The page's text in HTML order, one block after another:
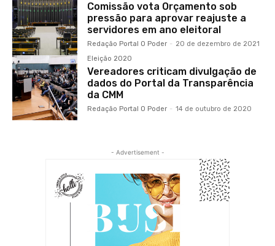
Comissão vota Orçamento sob
pressão para aprovar reajuste a
servidores em ano eleitoral
Redação Portal O Poder - 20 de dezembro de 2021
Eleição 2020
Vereadores criticam divulgação de
dados do Portal da Transparência
da CMM
Redação Portal O Poder - 14 de outubro de 2020
- Advertisement -